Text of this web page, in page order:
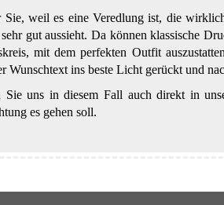
weil es eine Veredlung ist, die
gut aussieht. Da können klassische
mit dem perfekten Outfit
ins beste Licht gerückt und
uns in diesem Fall auch direkt in
es gehen soll.